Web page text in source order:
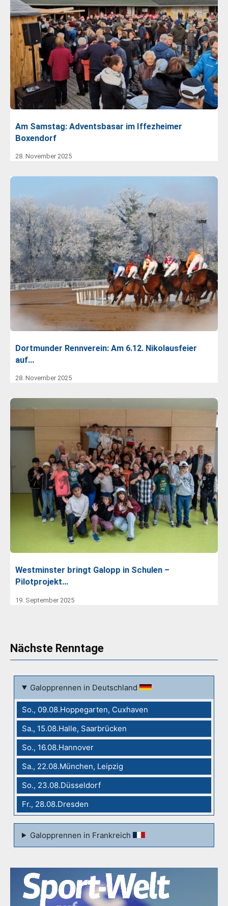
Am Samstag: Adventsbasar im Iffezheimer
Boxendorf
28. November 2025
Dortmunder Rennverein: Am 6.12. Nikolausfeier
auf…
28. November 2025
Westminster bringt Galopp in Schulen –
Pilotprojekt…
19. September 2025
Nächste Renntage
Galopprennen in Deutschland
So., 09.08.Hoppegarten, Cuxhaven
Sa., 15.08.Halle, Saarbrücken
So., 16.08.Hannover
Sa., 22.08.München, Leipzig
So., 23.08.Düsseldorf
Fr., 28.08.Dresden
Galopprennen in Frankreich